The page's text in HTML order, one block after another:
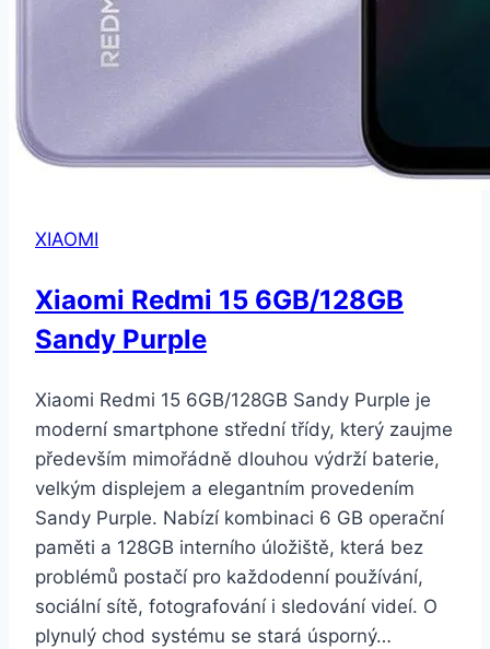
XIAOMI
Xiaomi Redmi 15 6GB/128GB
Sandy Purple
Xiaomi Redmi 15 6GB/128GB Sandy Purple je
moderní smartphone střední třídy, který zaujme
především mimořádně dlouhou výdrží baterie,
velkým displejem a elegantním provedením
Sandy Purple. Nabízí kombinaci 6 GB operační
paměti a 128GB interního úložiště, která bez
problémů postačí pro každodenní používání,
sociální sítě, fotografování i sledování videí. O
plynulý chod systému se stará úsporný…